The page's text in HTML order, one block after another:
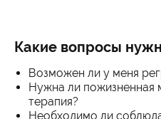
Какие вопросы
Возможен ли у меня
Нужна ли пожизненная
терапия?
Необходимо ли